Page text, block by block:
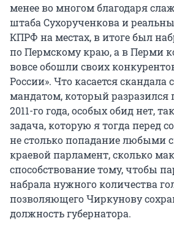
менее во многом благодаря
штаба Сухорученкова и
КПРФ на местах, в итоге был
по Пермскому краю, а в Перми
вовсе обошли своих
России». Что касается
мандатом, который разразился
2011-го года, особых обид нет,
задача, которую я тогда перед
не столько попадание любыми
краевой парламент, сколько
способствование тому, чтобы
набрала нужного количества
позволяющего Чиркунову
должность губернатора.